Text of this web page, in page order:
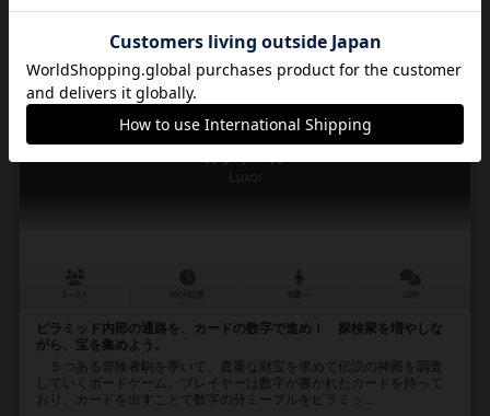
Luxor
ピラミッド内部の通路を、カードの数字で進め！ 探検家を増やしな
がら、宝を集めよう。
５つある冒険者駒を率いて、貴重な財宝を求めて伝説の神殿を調査
していくボードゲーム。プレイヤーは数字が書かれたカードを持って
おり、カードを出すことで数字の分ミープルをピラミッ...